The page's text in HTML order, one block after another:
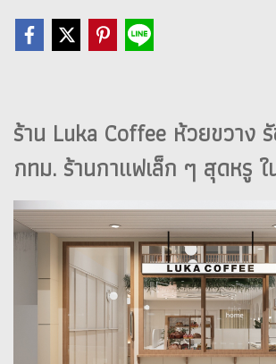
ร้าน Luka Coffee ห้วยขวาง
กทม. ร้านกาแฟเล็ก ๆ สุดหรู ใ